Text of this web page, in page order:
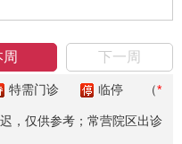
下一周
特需门诊 临停 （*
，仅供参考；常营院区出诊